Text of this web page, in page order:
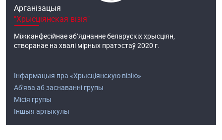
Арганізацыя
"Хрысціянская візія"
Міжканфесійнае аб’яднанне беларускіх хрысціян,
створанае на хвалі мірных пратэстаў 2020 г.
Інфармацыя пра «Хрысціянскую візію»
Аб'ява аб заснаванні групы
Місія групы
Іншыя артыкулы